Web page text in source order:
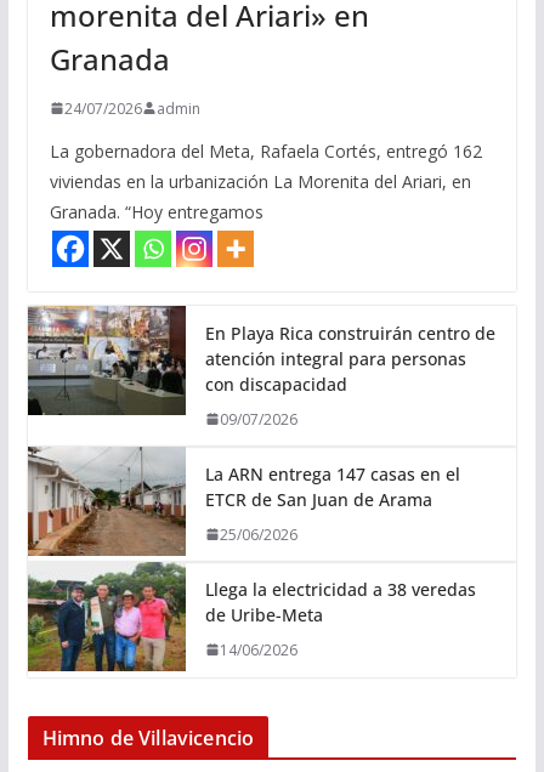
morenita del Ariari» en
Granada
24/07/2026 admin
La gobernadora del Meta, Rafaela Cortés, entregó 162
viviendas en la urbanización La Morenita del Ariari, en
Granada. “Hoy entregamos
En Playa Rica construirán centro de
atención integral para personas
con discapacidad
09/07/2026
La ARN entrega 147 casas en el
ETCR de San Juan de Arama
25/06/2026
Llega la electricidad a 38 veredas
de Uribe-Meta
14/06/2026
Himno de Villavicencio